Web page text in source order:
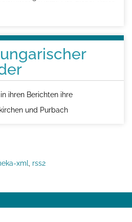
ihren Berichten ihre
und Purbach
xml rss2